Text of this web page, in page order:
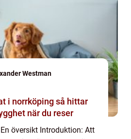
Westman
så hittar
när du reser
översikt Introduktion: Att